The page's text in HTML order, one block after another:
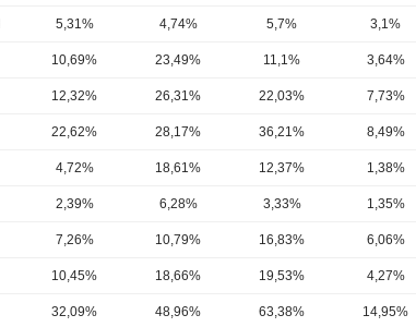
5,31% 4,74% 5,7% 3,1%
10,69% 23,49% 11,1% 3,64%
12,32% 26,31% 22,03% 7,73%
22,62% 28,17% 36,21% 8,49%
4,72% 18,61% 12,37% 1,38%
2,39% 6,28% 3,33% 1,35%
7,26% 10,79% 16,83% 6,06%
10,45% 18,66% 19,53% 4,27%
32,09% 48,96% 63,38% 14,95%